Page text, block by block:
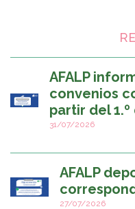
AFALP
convenios
partir del
31/07/2026
AFALP
27/07/2026